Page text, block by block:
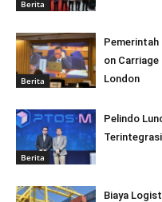
Berita
Berita
on
London
Berita
Pelindo
Biaya